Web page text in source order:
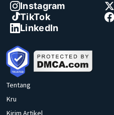
Instagram
TikTok
LinkedIn
Tentang
Kru
Kirim Artikel